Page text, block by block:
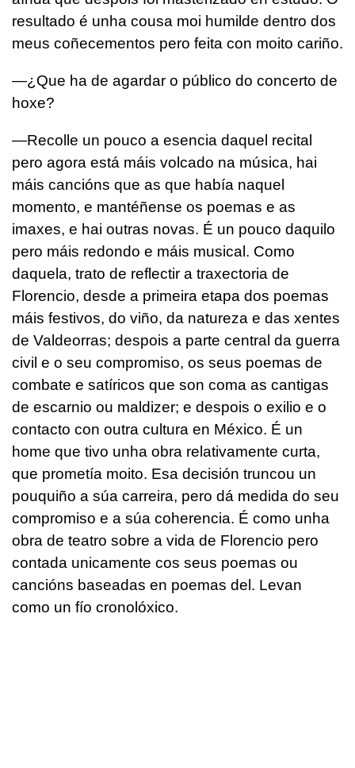
resultado é unha cousa moi humilde dentro dos
meus coñecementos pero feita con moito cariño.
—¿Que ha de agardar o público do concerto de
hoxe?
—Recolle un pouco a esencia daquel recital
pero agora está máis volcado na música, hai
máis cancións que as que había naquel
momento, e mantéñense os poemas e as
imaxes, e hai outras novas. É un pouco daquilo
pero máis redondo e máis musical. Como
daquela, trato de reflectir a traxectoria de
Florencio, desde a primeira etapa dos poemas
máis festivos, do viño, da natureza e das xentes
de Valdeorras; despois a parte central da guerra
civil e o seu compromiso, os seus poemas de
combate e satíricos que son coma as cantigas
de escarnio ou maldizer; e despois o exilio e o
contacto con outra cultura en México. É un
home que tivo unha obra relativamente curta,
que prometía moito. Esa decisión truncou un
pouquiño a súa carreira, pero dá medida do seu
compromiso e a súa coherencia. É como unha
obra de teatro sobre a vida de Florencio pero
contada unicamente cos seus poemas ou
cancións baseadas en poemas del. Levan
como un fío cronolóxico.